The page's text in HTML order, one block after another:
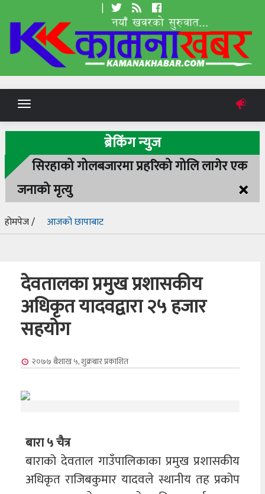
|
Toggle
navigation
ब्रेकिंग न्युज
सिरहाको गोलबजारमा प्रहरिको गोलि लागेर एक
जनाको मृत्यु
×
होमपेज / आजको छापाबाट
देवतालका प्रमुख प्रशासकीय
अधिकृत यादवद्वारा २५ हजार
सहयोग
२०७७ बैशाख ५, शुक्रबारप्रकाशित
बारा ५ चैत्र
बाराको देवताल गाउँपालिकाका प्रमुख प्रशासकीय
अधिकृत राजिबकुमार यादवले स्थानीय तह प्रकोप